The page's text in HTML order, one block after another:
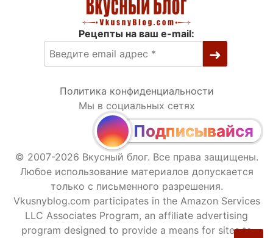
Рецепты на ваш e-mail:
Политика конфиденциальности
Мы в социальных сетях
Подписывайся
© 2007-2026 Вкусный блог. Все права защищены.
Любое использование материалов допускается
только с письменного разрешения.
Vkusnyblog.com participates in the Amazon Services
LLC Associates Program, an affiliate advertising
program designed to provide a means for sites to